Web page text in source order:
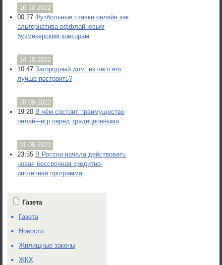
16.10.2022
00:27 Футбольные ставки онлайн как
альтернатива оффлайновым
букмекерским конторам
14.10.2022
10:47 Загородный дом: из чего его
лучше построить?
20.09.2022
19:20 В чём состоит преимущество
онлайн-игр перед традиционными
01.09.2022
23:55 В России начала действовать
новая бессрочная кредитно-
ипотечная программа
Газета
Газета
Новости
Жилищные законы
ЖКХ